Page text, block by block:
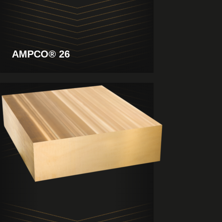
AMPCO® 26
Produkt
anzeigen